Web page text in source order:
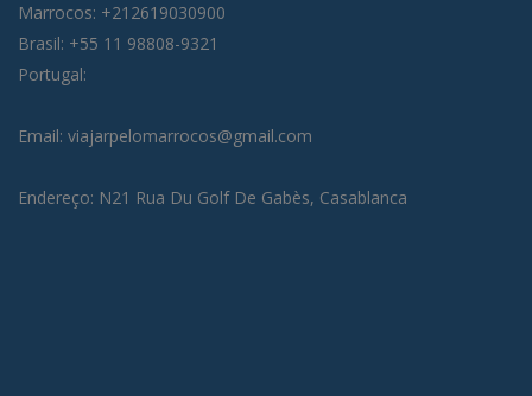
Marrocos: +212619030900
Brasil: +55 11 98808-9321
Portugal:
Email: viajarpelomarrocos@gmail.com
Endereço: N21 Rua Du Golf De Gabès, Casablanca